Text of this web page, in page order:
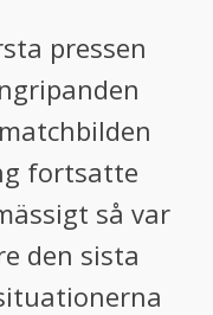
pressen
fortsatte
så var
den sista